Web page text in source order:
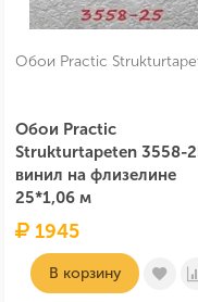
Обои Practic
Обои Practic
Strukturtapeten 3558-
винил на флизелине
25*1,06 м
1945
В корзину